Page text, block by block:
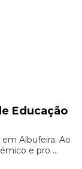
Educação
Albufeira. Ao
e pro ...